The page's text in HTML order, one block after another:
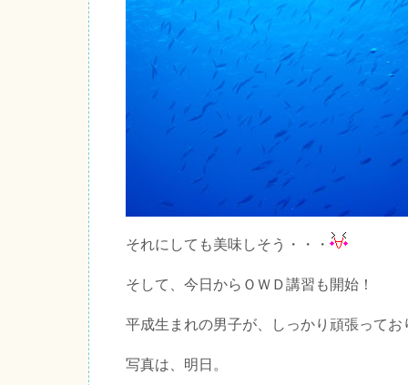
それにしても美味しそう・・・
そして、今日からＯＷＤ講習も開始！
平成生まれの男子が、しっかり頑張って
写真は、明日。